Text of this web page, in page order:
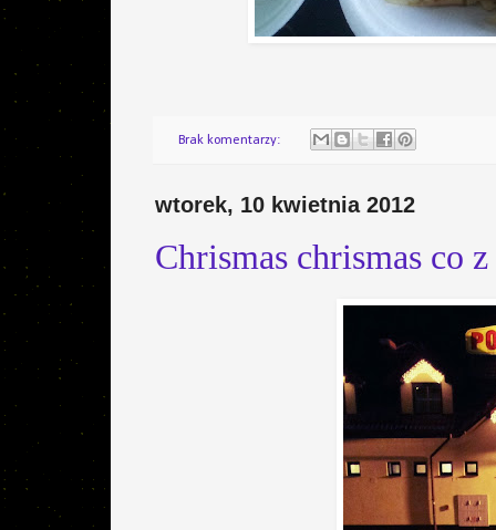
Brak komentarzy:
wtorek, 10 kwietnia 2012
Chrismas chrismas co